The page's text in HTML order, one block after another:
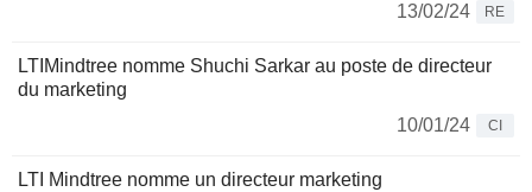
13/02/24
RE
LTIMindtree nomme Shuchi Sarkar au poste de directeur
du marketing
10/01/24
CI
LTI Mindtree nomme un directeur marketing